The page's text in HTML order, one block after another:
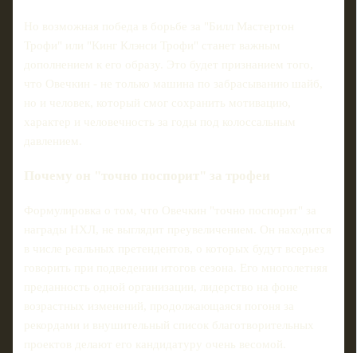
Но возможная победа в борьбе за "Билл Мастертон
Трофи" или "Кинг Клэнси Трофи" станет важным
дополнением к его образу. Это будет признанием того,
что Овечкин - не только машина по забрасыванию шайб,
но и человек, который смог сохранить мотивацию,
характер и человечность за годы под колоссальным
давлением.
Почему он "точно поспорит" за трофеи
Формулировка о том, что Овечкин "точно поспорит" за
награды НХЛ, не выглядит преувеличением. Он находится
в числе реальных претендентов, о которых будут всерьез
говорить при подведении итогов сезона. Его многолетняя
преданность одной организации, лидерство на фоне
возрастных изменений, продолжающаяся погоня за
рекордами и внушительный список благотворительных
проектов делают его кандидатуру очень весомой.